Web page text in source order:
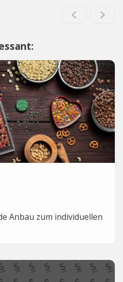
Anbau zum individuellen